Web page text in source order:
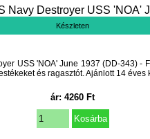
Készleten
USS 'NOA' June 1937 (DD-343) -
és ragasztót. Ajánlott 14 éves
ár:4260 Ft